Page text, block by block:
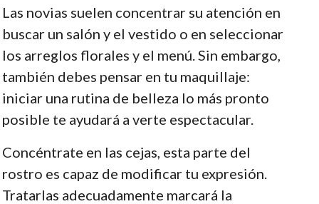
Las novias suelen concentrar su atención en
buscar un salón y el vestido o en seleccionar
los arreglos florales y el menú. Sin embargo,
también debes pensar en tu maquillaje:
iniciar una rutina de belleza lo más pronto
posible te ayudará a verte espectacular.
Concéntrate en las cejas, esta parte del
rostro es capaz de modificar tu expresión.
Tratarlas adecuadamente marcará la